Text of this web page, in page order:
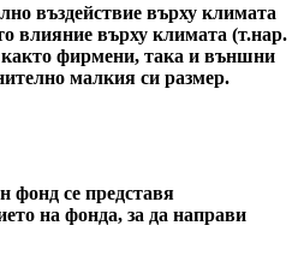
въздействие върху климата
влияние върху климата (т.нар.
както фирмени, така и външни
малкия си размер.
фонд се представя
на фонда, за да направи